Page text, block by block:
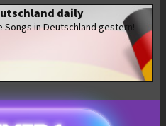
daily
in Deutschland gestern!